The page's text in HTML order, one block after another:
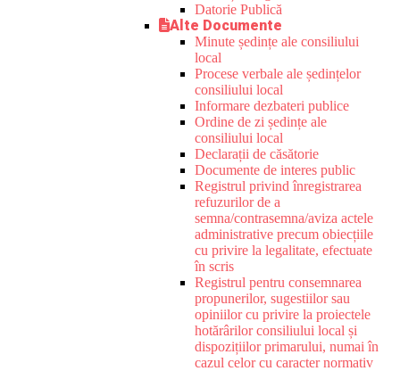
Datorie Publică
Alte Documente
Minute ședințe ale consiliului
local
Procese verbale ale ședințelor
consiliului local
Informare dezbateri publice
Ordine de zi ședințe ale
consiliului local
Declarații de căsătorie
Documente de interes public
Registrul privind înregistrarea
refuzurilor de a
semna/contrasemna/aviza actele
administrative precum obiecțiile
cu privire la legalitate, efectuate
în scris
Registrul pentru consemnarea
propunerilor, sugestiilor sau
opiniilor cu privire la proiectele
hotărârilor consiliului local și
dispozițiilor primarului, numai în
cazul celor cu caracter normativ